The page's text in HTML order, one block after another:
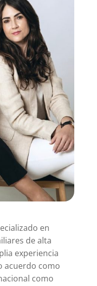
en
de alta
experiencia
acuerdo como
como